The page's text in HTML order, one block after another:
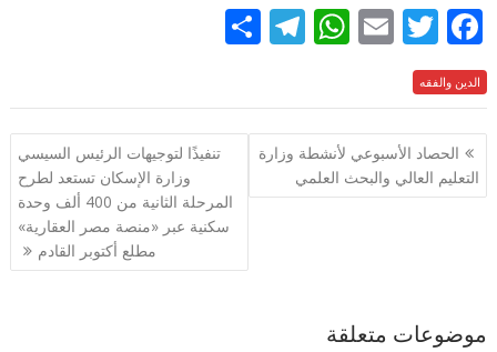
F
ac
e
b
o
o
T
w
itt
er
E
m
ai
l
W
h
at
s
A
p
T
el
e
gr
a
m
ar
e
الدين والفقه
تصفّح
المقالات
الحصاد الأسبوعي لأنشطة وزارة
التعليم العالي والبحث العلمي
تنفيذًا لتوجيهات الرئيس السيسي
وزارة الإسكان تستعد لطرح
المرحلة الثانية من 400 ألف وحدة
سكنية عبر «منصة مصر العقارية»
مطلع أكتوبر القادم
موضوعات متعلقة